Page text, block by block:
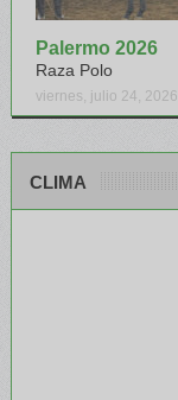
Palermo 2026
Raza Polo
viernes, julio 24, 2026
CLIMA